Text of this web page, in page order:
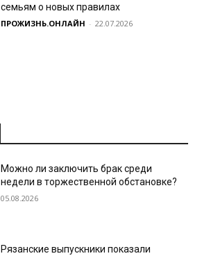
семьям о новых правилах
ПРОЖИЗНЬ.ОНЛАЙН - 22.07.2026
Можно ли заключить брак среди
недели в торжественной обстановке?
05.08.2026
Рязанские выпускники показали